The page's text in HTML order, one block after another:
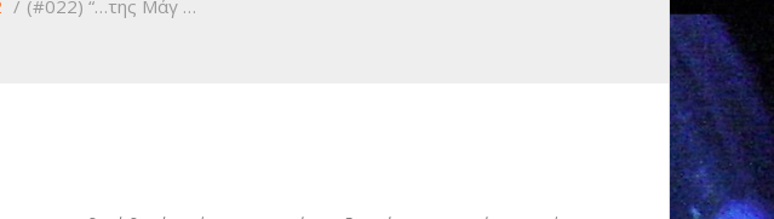
/ (#022) “…της Μάγ …